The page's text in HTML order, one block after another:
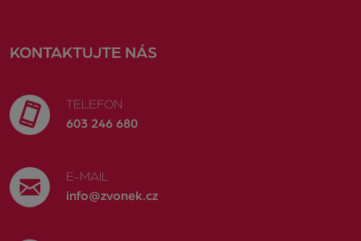
KONTAKTUJTE NÁS
TELEFON
603 246 680
E-MAIL
info@zvonek.cz